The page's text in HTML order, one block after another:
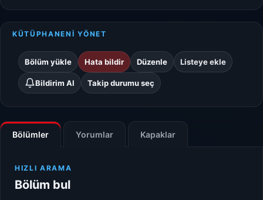
KÜTÜPHANENİ YÖNET
Bölüm yükle Hata bildir Düzenle Listeye ekle
Bildirim Al Takip durumu seç
Bölümler Yorumlar Kapaklar
HIZLI ARAMA
Bölüm bul